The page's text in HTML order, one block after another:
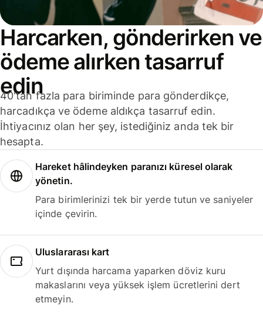
Harcarken, gönderirken ve
ödeme alırken tasarruf
edin
40'tan fazla para biriminde para gönderdikçe,
harcadıkça ve ödeme aldıkça tasarruf edin.
İhtiyacınız olan her şey, istediğiniz anda tek bir
hesapta.
Hareket hâlindeyken paranızı küresel olarak
yönetin.
Para birimlerinizi tek bir yerde tutun ve saniyeler
içinde çevirin.
Uluslararası kart
Yurt dışında harcama yaparken döviz kuru
makaslarını veya yüksek işlem ücretlerini dert
etmeyin.